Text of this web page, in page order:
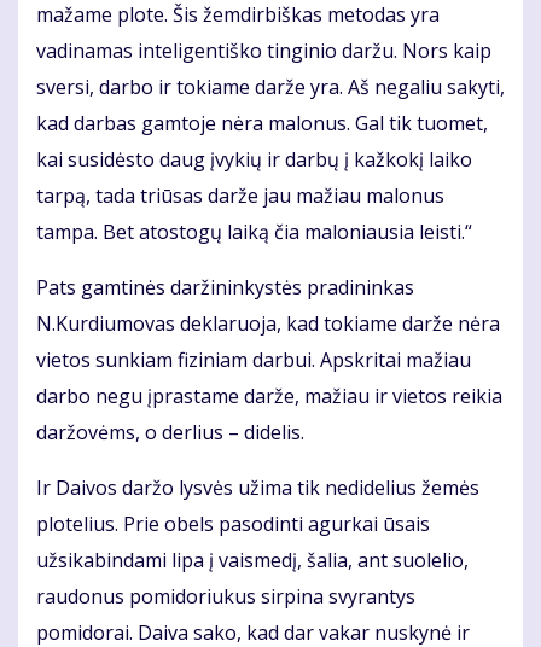
mažame plote. Šis žemdirbiškas metodas yra
vadinamas inteligentiško tinginio daržu. Nors kaip
sversi, darbo ir tokiame darže yra. Aš negaliu sakyti,
kad darbas gamtoje nėra malonus. Gal tik tuomet,
kai susidėsto daug įvykių ir darbų į kažkokį laiko
tarpą, tada triūsas darže jau mažiau malonus
tampa. Bet atostogų laiką čia maloniausia leisti.“
Pats gamtinės daržininkystės pradininkas
N.Kurdiumovas deklaruoja, kad tokiame darže nėra
vietos sunkiam fiziniam darbui. Apskritai mažiau
darbo negu įprastame darže, mažiau ir vietos reikia
daržovėms, o derlius – didelis.
Ir Daivos daržo lysvės užima tik nedidelius žemės
plotelius. Prie obels pasodinti agurkai ūsais
užsikabindami lipa į vaismedį, šalia, ant suolelio,
raudonus pomidoriukus sirpina svyrantys
pomidorai. Daiva sako, kad dar vakar nuskynė ir